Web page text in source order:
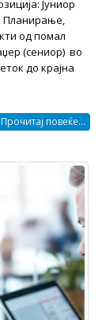
Јуниор
Планирање,
од помал
(сениор) во
до крајна
Прочитај повеќе...